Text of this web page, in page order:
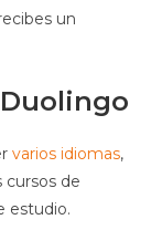
un
varios idiomas,
de
estudio.